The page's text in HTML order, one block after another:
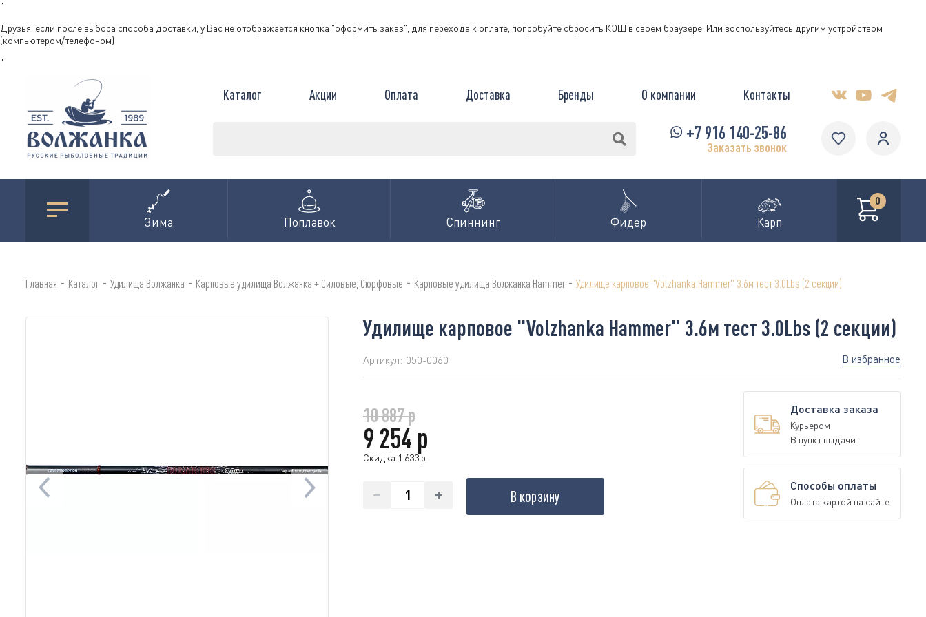
"
Друзья, если после выбора способа доставки, у Вас не отображается кнопка "оформить заказ", для перехода к оплате, попробуйте сбросить КЭШ в своём браузере. Или воспользуйтесь другим устройством
(компьютером/телефоном)
"
Каталог Акции Оплата Доставка Бренды О компании Контакты
+7 916 140-25-86
Заказать звонок
Зима Поплавок Спиннинг Фидер Карп
0
Главная - Каталог - Удилища Волжанка - Карповые удилища Волжанка + Силовые, Сюрфовые - Карповые удилища Волжанка Hammer - Удилище карповое "Volzhanka Hammer" 3.6м тест 3.0Lbs (2 секции)
Удилище карповое "Volzhanka Hammer" 3.6м тест 3.0Lbs (2 секции)
Артикул: 050-0060 В избранное
10 887 р
9 254 р
Скидка 1 633 р
В корзину
Доставка заказа
Курьером
В пункт выдачи
Способы оплаты
Оплата картой на сайте